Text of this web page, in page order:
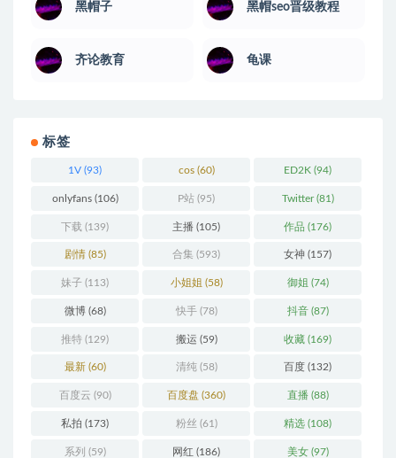
黑帽子 黑帽seo晋级教程
齐论教育 龟课
标签
1V (93) cos(60) ED2K (94)
onlyfans(106) P站 (95) Twitter(81)
下载 (139) 主播 (105) 作品 (176)
剧情(85) 合集 (593) 女神 (157)
妹子 (113) 小姐姐 (58) 御姐 (74)
微博(68) 快手(78) 抖音(87)
推特 (129) 搬运 (59) 收藏 (169)
最新(60) 清纯(58) 百度 (132)
百度云 (90) 百度盘 (360) 直播(88)
私拍 (173) 粉丝 (61) 精选 (108)
系列 (59) 网红 (186) 美女(97)